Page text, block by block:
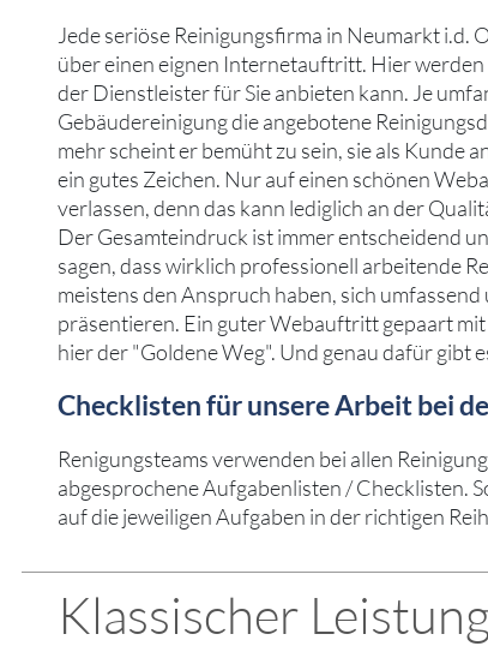
Jede seriöse Reinigungsfirma in Neumarkt i.d.
über einen eignen Internetauftritt. Hier
der Dienstleister für Sie anbieten kann. Je
Gebäudereinigung die angebotene
mehr scheint er bemüht zu sein, sie als Kunde
ein gutes Zeichen. Nur auf einen schönen
verlassen, denn das kann lediglich an der
Der Gesamteindruck ist immer entscheidend
sagen, dass wirklich professionell arbeitende
meistens den Anspruch haben, sich
präsentieren. Ein guter Webauftritt gepaart
hier der "Goldene Weg". Und genau dafür gibt
Checklisten für unsere Arbeit bei
Renigungsteams verwenden bei allen
abgesprochene Aufgabenlisten / Checklisten.
auf die jeweiligen Aufgaben in der richtigen
Klassischer